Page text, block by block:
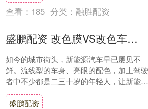
查看： 185 分类： 融胜配资
盛鹏配资 改色膜VS改色车衣：年轻人养车，个性与防护该怎么选？
如今的城市街头，新能源汽车早已屡见不
鲜。流线型的车身、亮眼的配色，加上驾驶
者中不少都是二三十岁的年轻人，让新能源
车不仅成为通勤工具，更是个性表达的移动
潮品。购车....
盛鹏配资